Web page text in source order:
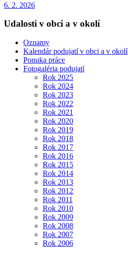
6. 2. 2026
Udalosti v obci a v okolí
Oznamy
Kalendár podujatí v obci a v okolí
Ponuka práce
Fotogaléria podujatí
Rok 2025
Rok 2024
Rok 2023
Rok 2022
Rok 2021
Rok 2020
Rok 2019
Rok 2018
Rok 2017
Rok 2016
Rok 2015
Rok 2014
Rok 2013
Rok 2012
Rok 2011
Rok 2010
Rok 2009
Rok 2008
Rok 2007
Rok 2006